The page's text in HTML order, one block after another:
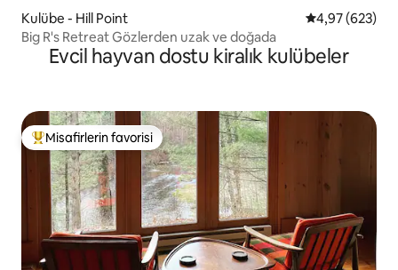
Kulübe - Hill Point 5 üzerinden
4,97 (623)
Big R's Retreat Gözlerden uzak ve doğada
Evcil hayvan dostu kiralık kulübeler
Misafirlerin favorilerinden en beğenilenler arasında
Misafirlerin favorisi